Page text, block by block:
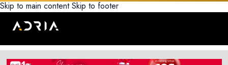
Skip to main content Skip to footer